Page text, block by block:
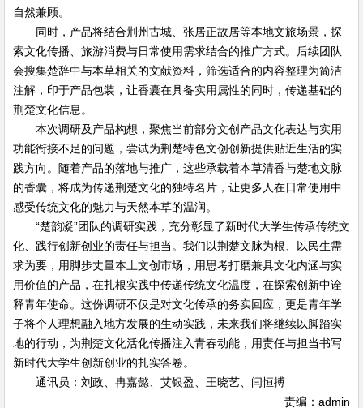
自然兼顾。
同时，产品将结合荆州古城、张居正故居等本地文旅场景，探
索文化传播、旅游消费与日常使用需求结合的推广方式。后续团队
会搜集楚辞中与本草相关的文献资料，筛选适合的内容整理为简洁
注解，印于产品包装，让香囊在具备实用属性的同时，传递基础的
荆楚文化信息。
本次调研及产品构想，聚焦当前部分文创产品文化表达与实用
功能衔接不足的问题，尝试为荆楚特色文创创新提供贴近生活的实
践方向。随着产品的落地与推广，这些承载着本草清香与楚地文脉
的香囊，将成为传递荆楚文化的独特名片，让更多人在日常使用中
感受传统文化的魅力与天然本草的温润。
“楚韵凝”团队的调研实践，充分彰显了新时代大学生传承传统文
化、践行创新创业的责任与担当。我们以荆楚文脉为根、以民生需
求为要，用脚步丈量本土文创市场，用思考打磨兼具文化内涵与实
用价值的产品，在扎根实践中传递传统文化温度，在探索创新中诠
释青年使命。这份调研不仅是对文化传承的务实回应，更是青年学
子将个人理想融入地方发展的生动实践，未来我们将继续以脚踏实
地的行动，为荆楚文化活化传播注入青春动能，用责任与担当书写
新时代大学生创新创业的扎实答卷。
通讯员：刘政、冉嘉懿、艾银盈、王晓艺、闫恒搏
责编：admin